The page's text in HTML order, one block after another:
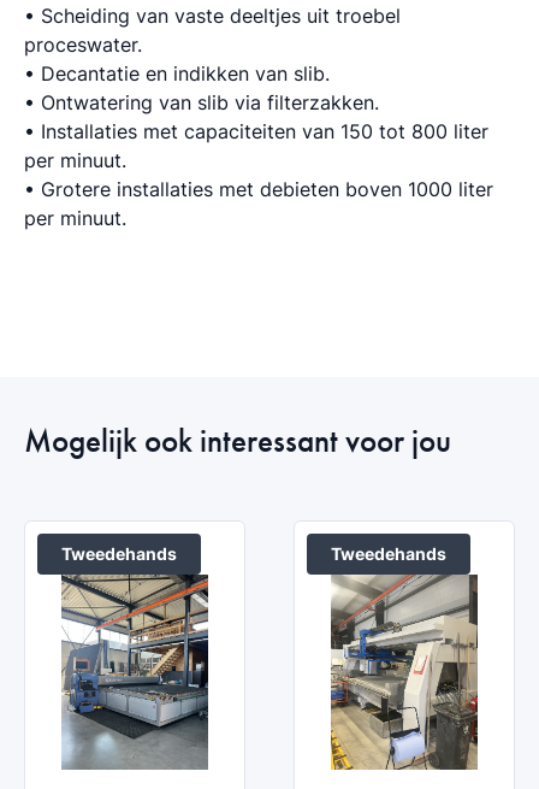
• Scheiding van vaste deeltjes uit troebel
proceswater.
• Decantatie en indikken van slib.
• Ontwatering van slib via filterzakken.
• Installaties met capaciteiten van 150 tot 800 liter
per minuut.
• Grotere installaties met debieten boven 1000 liter
per minuut.
Mogelijk ook interessant voor jou
Tweedehands Tweedehands